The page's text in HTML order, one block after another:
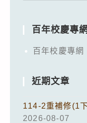
百年校慶專網
百年校慶專網
近期文章
114-2重補修(1
2026-08-07